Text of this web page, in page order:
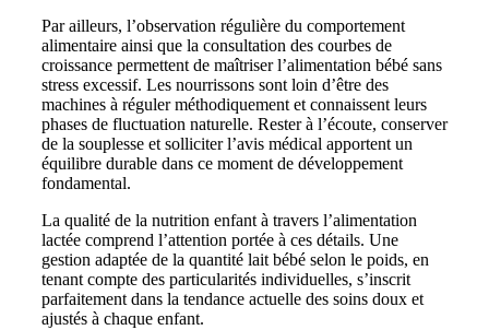
Par ailleurs, l’observation régulière du comportement
alimentaire ainsi que la consultation des courbes de
croissance permettent de maîtriser l’alimentation bébé sans
stress excessif. Les nourrissons sont loin d’être des
machines à réguler méthodiquement et connaissent leurs
phases de fluctuation naturelle. Rester à l’écoute, conserver
de la souplesse et solliciter l’avis médical apportent un
équilibre durable dans ce moment de développement
fondamental.
La qualité de la nutrition enfant à travers l’alimentation
lactée comprend l’attention portée à ces détails. Une
gestion adaptée de la quantité lait bébé selon le poids, en
tenant compte des particularités individuelles, s’inscrit
parfaitement dans la tendance actuelle des soins doux et
ajustés à chaque enfant.